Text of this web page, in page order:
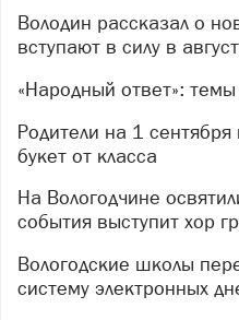
Володин рассказал о новых законах, которые
вступают в силу в
«Народный ответ»:
Родители на 1 сентября все чаще выбирают один
букет от класса
На Вологодчине освятили новый храм: в честь
события выступит хор
Вологодские школы переходят на московскую
систему электронных